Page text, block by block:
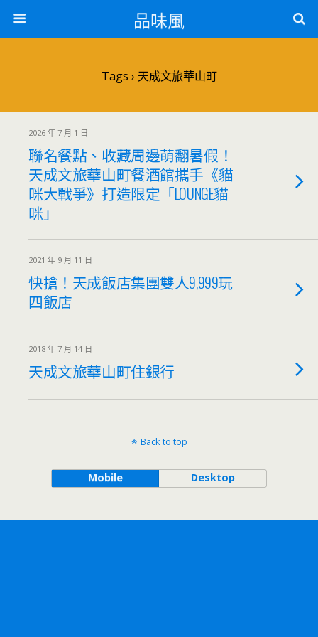
品味風
Tags › 天成文旅華山町
2026 年 7 月 1 日
聯名餐點、收藏周邊萌翻暑假！
天成文旅華山町餐酒館攜手《貓
咪大戰爭》打造限定「LOUNGE貓
咪」
2021 年 9 月 11 日
快搶！天成飯店集團雙人9,999玩
四飯店
2018 年 7 月 14 日
天成文旅華山町住銀行
Back to top
Mobile Desktop